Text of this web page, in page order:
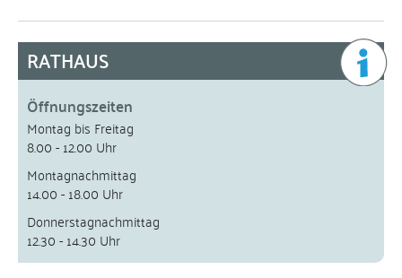
RATHAUS
Öffnungszeiten
Montag bis Freitag
8.00 - 12.00 Uhr
Montagnachmittag
14.00 - 18.00 Uhr
Donnerstagnachmittag
12.30 - 14.30 Uhr